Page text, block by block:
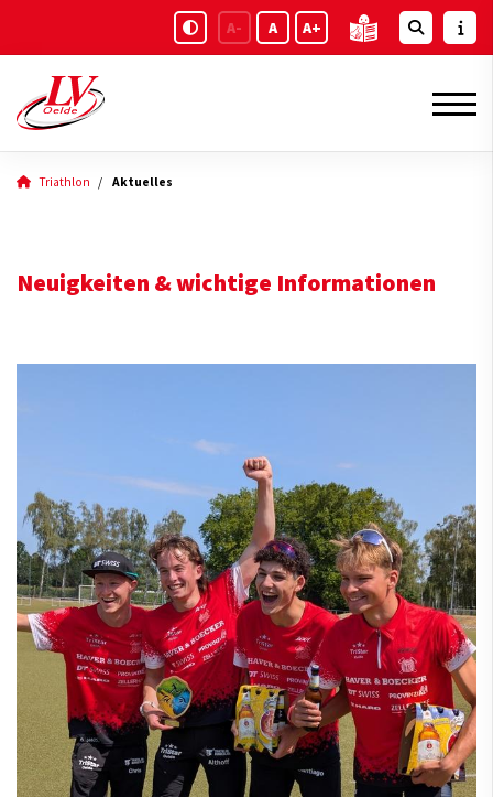
A- A A+
Triathlon Aktuelles
Neuigkeiten & wichtige Informationen